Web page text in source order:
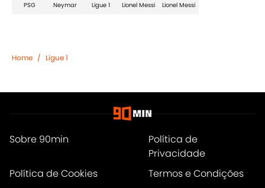
PSG Neymar Ligue 1 Lionel Messi Lionel Messi
Home / Ligue 1
Sobre 90min
Política de
Privacidade
Política de Cookies
Termos e Condições